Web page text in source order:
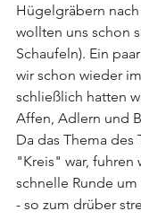
Hügelgräbern
wollten uns schon
Schaufeln). Ein
wir schon wieder
schließlich hatten
Affen, Adlern und
Da das Thema des
"Kreis" war, fuhren
schnelle Runde
- so zum drüber